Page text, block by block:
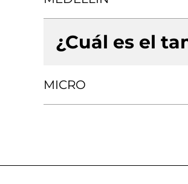
¿Cuál es el
MICRO